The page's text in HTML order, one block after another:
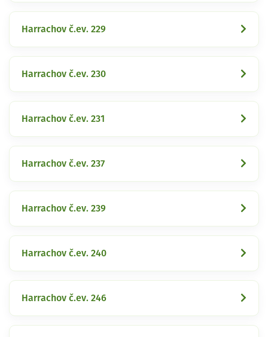
Harrachov č.ev. 229
Harrachov č.ev. 230
Harrachov č.ev. 231
Harrachov č.ev. 237
Harrachov č.ev. 239
Harrachov č.ev. 240
Harrachov č.ev. 246